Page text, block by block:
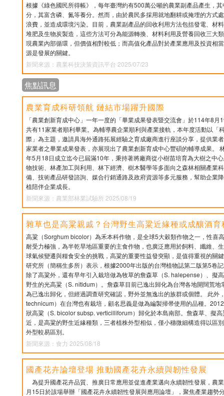
根據《綠色國民所得帳》，每年臺灣約有500萬公噸的農業副產品產生，
分，其富含磷、氮等養分。然而，由於農民多採用就地翻耕或掩埋的方式
浪費，並造成環境污染。目前，農業副產品的回收利用方法包括發電、材
堆肥及生物炭製造，這些方法可分為能源轉換、材料利用及營養回收三大
現農業內部循環，但價值相對較低；而高值化產品對於產業應用及投資相
源是發展的關鍵。
新聞來源：農業科技決策資訊平台 2025/07/23
焦點訊息
農業育成科研領航 鏈結市場躍升國際
「農業創新育成中心」一年一度的「畢業成果發表暨交流會」於114年8
共有11家業者順利畢業。為輔導農企業順利與產業接軌，本年度活動以「
際」為主題，邀請具海外通路拓展經驗之育成廠商進行座談分享，提供業
家業者之畢業成果發表，亦展現出了農業創新育成中心豐碩的輔導成果。
年5月18日成立迄今已屆滿10年，秉持著將廠商從小樹苗培育為大樹之中
物技術、林產加工與利用、林下經濟、樹木醫學等多面向之森林相關產業
備、技術產品研發諮詢、媒合行銷通路及政府資源等多元服務，幫助企業
植陪伴企業成長。
新聞來源：農業部林業試驗所 2025/08/19
雜草也是高粱親戚？台灣野生高粱近緣種或成釀酒
高粱（Sorghum bicolor）為禾本科作物，是全球5大穀類作物之一，性喜
耐受力極強，為半乾旱地區重要的主食作物，也廣泛應用於飼料、纖維、
球氣候變遷與糧食安全的挑戰，高粱的重要性益發突顯，是值得重視的關
研究所（簡稱生多所）表示，根據2000年出版的台灣植物誌第二版第5卷
除了高粱外，還有早年引入栽培做為牧草的詹森草（S. halepense）、擬
野生的光高粱（S. nitidum）。詹森草目前已逸出歸化為台灣各地開闊荒
為已逸出歸化，但經過調查研究確認，野外並無逸出的族群或個體。 此外
technicum）在台灣也有栽培，顧名思義是做為編製掃帚使用的品種。
狀高粱（S. bicolor subsp. verticilliforum）歸化於本島南部。詹森草、擬
近，是高粱的野生近緣種類，三者植株外型相似，僅小穗微細構造得以區
外型較易區別。
新聞來源：食力 2025/08/18
國產花卉論壇登場 推動國產花卉永續與韌性發展
為提升國產花卉品質、推廣日常應用並促進產業邁向永續韌性發展，農
月15日於該場舉辦「國產花卉永續韌性發展與應用論壇」，聚焦產業趨勢